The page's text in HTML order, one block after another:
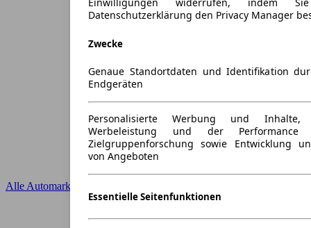
Einwilligungen widerrufen, indem
Datenschutzerklärung den Privacy Manager
Zwecke
Genaue Standortdaten und Identifikation
Endgeräten
Personalisierte Werbung und Inhalte,
Werbeleistung und der
Zielgruppenforschung sowie Entwicklung
von Angeboten
Essentielle Seitenfunktionen
Alle Automarken